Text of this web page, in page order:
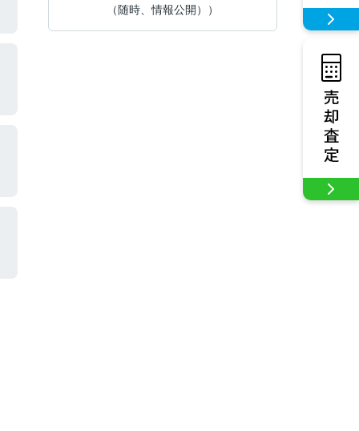
（随時、情報公開））